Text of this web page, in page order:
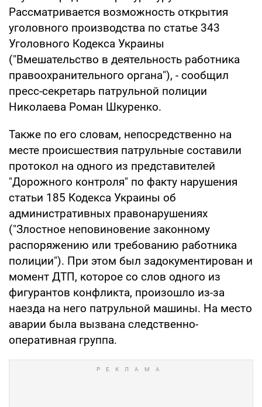
Рассматривается возможность открытия
уголовного производства по статье 343
Уголовного Кодекса Украины
("Вмешательство в деятельность работника
правоохранительного органа"), - сообщил
пресс-секретарь патрульной полиции
Николаева Роман Шкуренко.
Также по его словам, непосредственно на
месте происшествия патрульные составили
протокол на одного из представителей
"Дорожного контроля" по факту нарушения
статьи 185 Кодекса Украины об
административных правонарушениях
("Злостное неповиновение законному
распоряжению или требованию работника
полиции"). При этом был задокументирован и
момент ДТП, которое со слов одного из
фигурантов конфликта, произошло из-за
наезда на него патрульной машины. На место
аварии была вызвана следственно-
оперативная группа.